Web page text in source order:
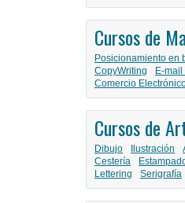
Cursos de
Posicionamiento en
CopyWriting
E-
Comercio
Cursos de
Dibujo Ilustración
Cestería
Lettering
Serigrafía